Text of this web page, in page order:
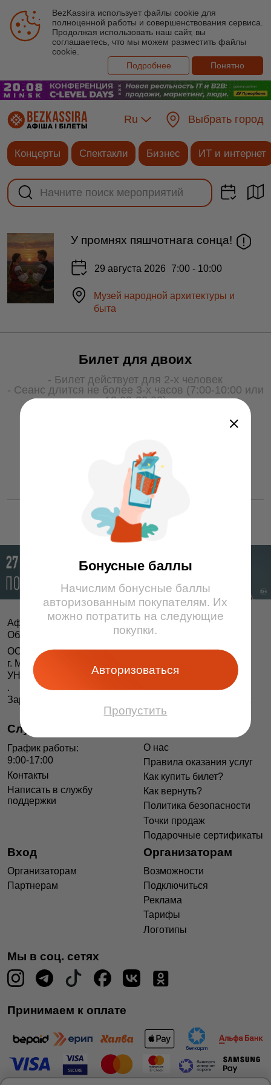
BezKassira использует файлы cookie для
полноценной работы и совершенствования сервиса.
Продолжая использовать наш сайт, вы
соглашаетесь, что мы можем разместить файлы
cookie.
Подробнее
Понятно
Ru Выбрать город
Концерты Спектакли Бизнес ИТ и интернет
Бонусные баллы
Начислим бонусные баллы
авторизованным покупателям. Их
можно потратить на следующие
покупки.
Авторизоваться
Пропустить
У промнях пяшчотнага сонца!
29 августа 2026 7:00 - 10:00
Музей народной архитектуры и
быта
Билет для двоих
- Билет действует для 2-х человек
- Сеанс длится не более 3-х часов (7:00-10:00 или
19:00-22:00)
Афіша і білеты BezKassira.by ©
Облачная система продажи билетов, 2013 — 2026
ООО «БЕЗКАССИРА БАЙ» Республика Беларусь
г. Минск, ул. Короля, 9, оф. 1
УНП 193615562
.
Зарегистрирован в Торговом реестре РБ 04.06.2014 г.
Служба поддержки
График работы:
9:00-17:00
Контакты
Написать в службу
поддержки
О нас
Правила оказания услуг
Как купить билет?
Как вернуть?
Политика безопасности
Точки продаж
Подарочные сертификаты
Вход
Организаторам
Партнерам
Организаторам
Возможности
Подключиться
Реклама
Тарифы
Логотипы
Мы в соц. сетях
Принимаем к оплате